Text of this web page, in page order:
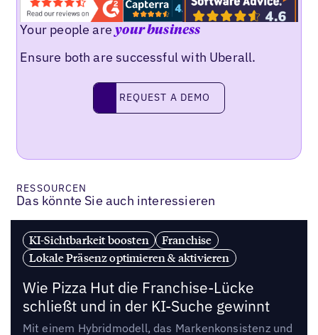
Your people areyour business
Ensure both are successful with Uberall.
request a demo
REQUEST A DEMO
RESSOURCEN
Das könnte Sie auch interessieren
KI-Sichtbarkeit boosten
Franchise
Lokale Präsenz optimieren & aktivieren
Wie Pizza Hut die Franchise-Lücke
schließt und in der KI-Suche gewinnt
Mit einem Hybridmodell, das Markenkonsistenz und